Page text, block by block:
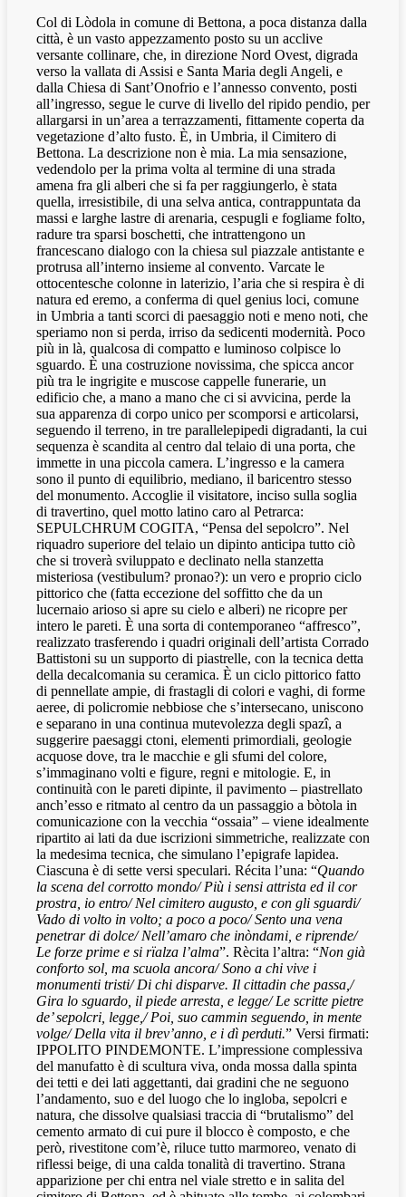
Col di Lòdola in comune di Bettona, a poca distanza dalla
città, è un vasto appezzamento posto su un acclive
versante collinare, che, in direzione Nord Ovest, digrada
verso la vallata di Assisi e Santa Maria degli Angeli, e
dalla Chiesa di Sant’Onofrio e l’annesso convento, posti
all’ingresso, segue le curve di livello del ripido pendio, per
allargarsi in un’area a terrazzamenti, fittamente coperta da
vegetazione d’alto fusto. È, in Umbria, il Cimitero di
Bettona. La descrizione non è mia. La mia sensazione,
vedendolo per la prima volta al termine di una strada
amena fra gli alberi che si fa per raggiungerlo, è stata
quella, irresistibile, di una selva antica, contrappuntata da
massi e larghe lastre di arenaria, cespugli e fogliame folto,
radure tra sparsi boschetti, che intrattengono un
francescano dialogo con la chiesa sul piazzale antistante e
protrusa all’interno insieme al convento. Varcate le
ottocentesche colonne in laterizio, l’aria che si respira è di
natura ed eremo, a conferma di quel genius loci, comune
in Umbria a tanti scorci di paesaggio noti e meno noti, che
speriamo non si perda, irriso da sedicenti modernità. Poco
più in là, qualcosa di compatto e luminoso colpisce lo
sguardo. È una costruzione novissima, che spicca ancor
più tra le ingrigite e muscose cappelle funerarie, un
edificio che, a mano a mano che ci si avvicina, perde la
sua apparenza di corpo unico per scomporsi e articolarsi,
seguendo il terreno, in tre parallelepipedi digradanti, la cui
sequenza è scandita al centro dal telaio di una porta, che
immette in una piccola camera. L’ingresso e la camera
sono il punto di equilibrio, mediano, il baricentro stesso
del monumento. Accoglie il visitatore, inciso sulla soglia
di travertino, quel motto latino caro al Petrarca:
SEPULCHRUM COGITA, “Pensa del sepolcro”. Nel
riquadro superiore del telaio un dipinto anticipa tutto ciò
che si troverà sviluppato e declinato nella stanzetta
misteriosa (vestibulum? pronao?): un vero e proprio ciclo
pittorico che (fatta eccezione del soffitto che da un
lucernaio arioso si apre su cielo e alberi) ne ricopre per
intero le pareti. È una sorta di contemporaneo “affresco”,
realizzato trasferendo i quadri originali dell’artista Corrado
Battistoni su un supporto di piastrelle, con la tecnica detta
della decalcomania su ceramica. È un ciclo pittorico fatto
di pennellate ampie, di frastagli di colori e vaghi, di forme
aeree, di policromie nebbiose che s’intersecano, uniscono
e separano in una continua mutevolezza degli spazî, a
suggerire paesaggi ctoni, elementi primordiali, geologie
acquose dove, tra le macchie e gli sfumi del colore,
s’immaginano volti e figure, regni e mitologie. E, in
continuità con le pareti dipinte, il pavimento – piastrellato
anch’esso e ritmato al centro da un passaggio a bòtola in
comunicazione con la vecchia “ossaia” – viene idealmente
ripartito ai lati da due iscrizioni simmetriche, realizzate con
la medesima tecnica, che simulano l’epigrafe lapidea.
Ciascuna è di sette versi speculari. Récita l’una: “Quando
la scena del corrotto mondo/ Più i sensi attrista ed il cor
prostra, io entro/ Nel cimitero augusto, e con gli sguardi/
Vado di volto in volto; a poco a poco/ Sento una vena
penetrar di dolce/ Nell’amaro che inòndami, e riprende/
Le forze prime e si rïalza l’alma”. Rècita l’altra: “Non già
conforto sol, ma scuola ancora/ Sono a chi vive i
monumenti tristi/ Di chi disparve. Il cittadin che passa,/
Gira lo sguardo, il piede arresta, e legge/ Le scritte pietre
de’ sepolcri, legge,/ Poi, suo cammin seguendo, in mente
volge/ Della vita il brev’anno, e i dì perduti.” Versi firmati:
IPPOLITO PINDEMONTE. L’impressione complessiva
del manufatto è di scultura viva, onda mossa dalla spinta
dei tetti e dei lati aggettanti, dai gradini che ne seguono
l’andamento, suo e del luogo che lo ingloba, sepolcri e
natura, che dissolve qualsiasi traccia di “brutalismo” del
cemento armato di cui pure il blocco è composto, e che
però, rivestitone com’è, riluce tutto marmoreo, venato di
riflessi beige, di una calda tonalità di travertino. Strana
apparizione per chi entra nel viale stretto e in salita del